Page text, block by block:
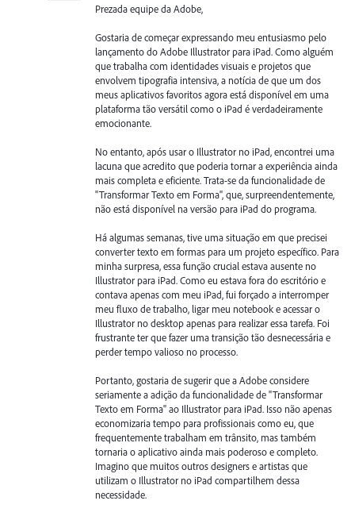
Prezada equipe da Adobe,
Gostaria de começar expressando meu entusiasmo pelo
lançamento do Adobe Illustrator para iPad. Como alguém
que trabalha com identidades visuais e projetos que
envolvem tipografia intensiva, a notícia de que um dos
meus aplicativos favoritos agora está disponível em uma
plataforma tão versátil como o iPad é verdadeiramente
emocionante.
No entanto, após usar o Illustrator no iPad, encontrei uma
lacuna que acredito que poderia tornar a experiência ainda
mais completa e eficiente. Trata-se da funcionalidade de
"Transformar Texto em Forma", que, surpreendentemente,
não está disponível na versão para iPad do programa.
Há algumas semanas, tive uma situação em que precisei
converter texto em formas para um projeto específico. Para
minha surpresa, essa função crucial estava ausente no
Illustrator para iPad. Como eu estava fora do escritório e
contava apenas com meu iPad, fui forçado a interromper
meu fluxo de trabalho, ligar meu notebook e acessar o
Illustrator no desktop apenas para realizar essa tarefa. Foi
frustrante ter que fazer uma transição tão desnecessária e
perder tempo valioso no processo.
Portanto, gostaria de sugerir que a Adobe considere
seriamente a adição da funcionalidade de "Transformar
Texto em Forma" ao Illustrator para iPad. Isso não apenas
economizaria tempo para profissionais como eu, que
frequentemente trabalham em trânsito, mas também
tornaria o aplicativo ainda mais poderoso e completo.
Imagino que muitos outros designers e artistas que
utilizam o Illustrator no iPad compartilhem dessa
necessidade.